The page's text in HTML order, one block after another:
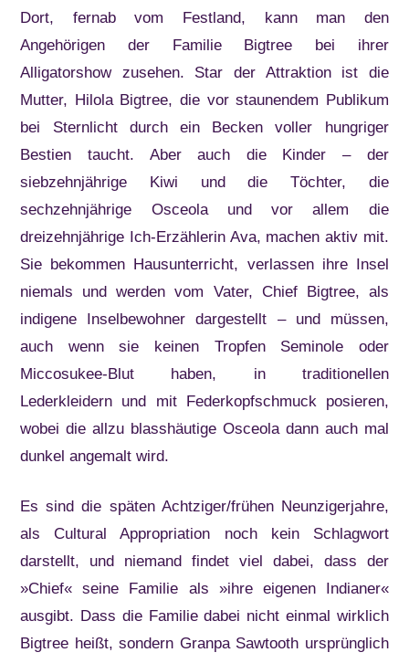
Dort, fernab vom Festland, kann man den
Angehörigen der Familie Bigtree bei ihrer
Alligatorshow zusehen. Star der Attraktion ist die
Mutter, Hilola Bigtree, die vor staunendem Publikum
bei Sternlicht durch ein Becken voller hungriger
Bestien taucht. Aber auch die Kinder – der
siebzehnjährige Kiwi und die Töchter, die
sechzehnjährige Osceola und vor allem die
dreizehnjährige Ich-Erzählerin Ava, machen aktiv mit.
Sie bekommen Hausunterricht, verlassen ihre Insel
niemals und werden vom Vater, Chief Bigtree, als
indigene Inselbewohner dargestellt – und müssen,
auch wenn sie keinen Tropfen Seminole oder
Miccosukee-Blut haben, in traditionellen
Lederkleidern und mit Federkopfschmuck posieren,
wobei die allzu blasshäutige Osceola dann auch mal
dunkel angemalt wird.
Es sind die späten Achtziger/frühen Neunzigerjahre,
als Cultural Appropriation noch kein Schlagwort
darstellt, und niemand findet viel dabei, dass der
»Chief« seine Familie als »ihre eigenen Indianer«
ausgibt. Dass die Familie dabei nicht einmal wirklich
Bigtree heißt, sondern Granpa Sawtooth ursprünglich